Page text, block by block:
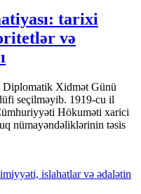
tarixi
və
Xidmət Günü
seçilməyib. 1919-cu il
Hökuməti xarici
nümayəndəliklərinin təsis